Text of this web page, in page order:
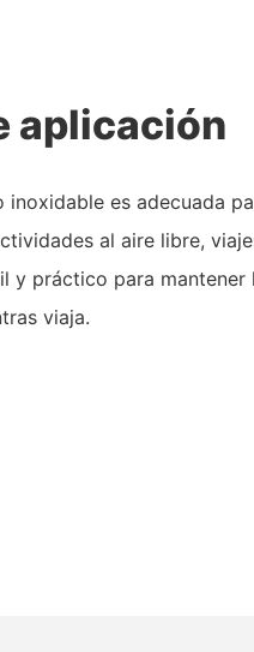
aplicación
es adecuada
al aire libre,
y práctico para mantener
viaja.